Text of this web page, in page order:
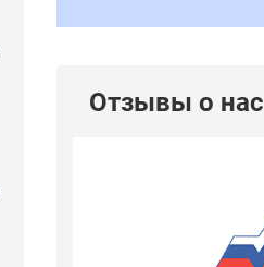
Отзывы о нас